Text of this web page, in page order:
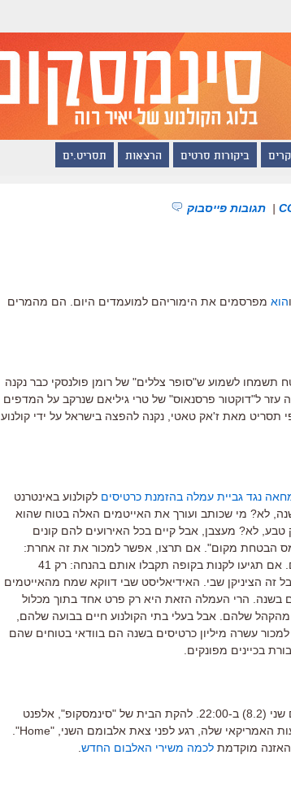
ביקורות סרטים הרצאות תסריט.ים
| תגובות פייסבוק
והוא מפרסמים את הימוריהם למועמדים היום. הם מהמרים
תשמחו לשמוע ש"סופר צללים" של רומן פולנסקי כבר נקנה
עזר ל"דוקטור פרסנאוס" של טרי גיליאם שנרקב על המדפים
תסריט מאת ז'אק טאטי, נקנה להפצה בישראל על ידי קולנוע
נגד גביית עמלה בהזמנת כרטיסים לקולנוע באינטרנט
לא? מי שכותב ועורך את האייטמים האלה בטוח שהוא
טבע, לא? מעצבן, אבל קיים בכל האירועים להם קונים
הבטחת מקום". אם תרצו, אפשר למכור את זה אחרת:
מחירי הכרטיסים ל"אווטאר" הם 45 שקלים. אם תגיעו לקנות בקופה תקבלו אותם בהנחה: רק 41
זה הציניקן שבי. האידיאליסט שבי דווקא שמח מהאייטמים
הרי העמלה הזאת היא רק פרט אחד בתוך מכלול
שלהם. אבל בעלי בתי הקולנוע חיים בבועה שלהם,
עשרה מיליון כרטיסים בשנה הם בוודאי בטוחים שהם
בכיינים מפונקים.
והנה הודעה מההנהלה: שריינו לכם את יום שני (8.2) ב-22:00. להקת הבית של "סינמסקופ", אלפנט
פרייד, משיקה בתל אביב את סיבוב ההופעות האמריקאי שלה, רגע לפני צאת אלבומם השני, "Home".
האזנה מוקדמת לכמה משירי האלבום החדש